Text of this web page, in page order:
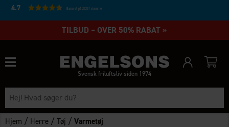
4.7 Baseret på 27231 stemmer
TILBUD – OVER 50% RABAT »
Svensk friluftsliv siden 1974
Hjem / Herre /Tøj /Varmetøj